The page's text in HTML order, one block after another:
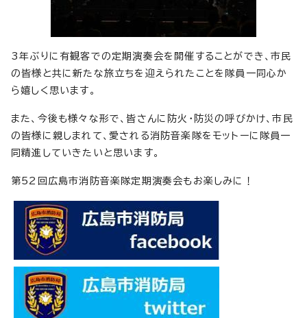
3年ぶりに有観客での定期演奏会を開催することができ、市民
の皆様と共に新たな旅立ちを迎えられたことを隊員一同心か
ら嬉しく思います。
また、今後も様々な形で、皆さんに防火・防災の呼びかけ、市民
の皆様に親しまれて、愛される消防音楽隊をモットーに隊員一
同精進していきたいと思います。
第52回広島市消防音楽隊定期演奏会もお楽しみに！